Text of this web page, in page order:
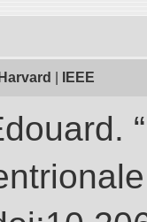
Harvard IEEE